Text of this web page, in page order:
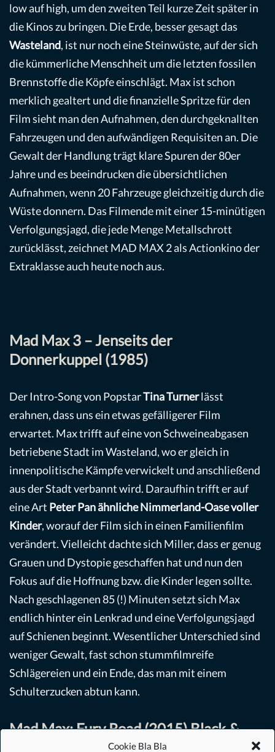
Cookie Bla Bla
low auf high, um den zweiten Teil kurze Zeit später in
die Kinos zu bringen. Die Erde, besser gesagt das
Wasteland, ist nur noch eine Steinwüste, auf der sich
die kümmerliche Menschheit um die letzten fossilen
Brennstoffe die Köpfe einschlägt. Max ist schon
merklich gealtert und die finanzielle Spritze für den
Film sieht man den Aufnahmen, den durchgeknallten
Fahrzeugen und den aufwändigen Requisiten an. Die
Gewalt der Handlung trägt klare Spuren der 80er
Jahre und es beeindrucken die übersichtlichen
Aufnahmen, wenn 20 Fahrzeuge gleichzeitig durch die
Wüste donnern. Das Filmende mit einer 15-minütigen
Verfolgungsjagd, die jede Menge Metallschrott
zurücklässt, zeichnet MAD MAX 2 als Actionkino der
Extraklasse auch heute noch aus.
Mad Max 3 – Jenseits der
Donnerkuppel (1985)
Der Intro-Song von PopstarTina Turnerlässt
erahnen, dass uns ein etwas gefälligerer Film
erwartet. Max trifft auf eine von Schweineabgasen
betriebene Stadt im Wasteland, wo er gleich in
innenpolitische Kämpfe verwickelt und anschließend
aus der Stadt verbannt wird. Daraufhin trifft er auf
eine Art Peter Pan ähnliche Nimmerland-Oase voller
Kinder, worauf der Film sich in einen Familienfilm
verändert. Vielleicht dachte sich Miller, dass er genug
Grauen und Dystopie geschaffen hat und nun den
Fokus auf die Hoffnung bzw. die Kinder legen sollte.
Nach geschlagenen 85 (!) Minuten setzt sich Max
endlich hinter ein Lenkrad und eine Verfolgungsjagd
auf Schienen beginnt. Wesentlicher Unterschied sind
weniger Gewalt, fast schon stummfilmreife
Schlägereien und ein Ende, das man mit einem
Schulterzucken abtun kann.
Mad Max: Fury Road (2015) Black &